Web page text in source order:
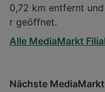
0,72 km entfernt
r geöffnet.
Alle MediaMarkt
Nächste